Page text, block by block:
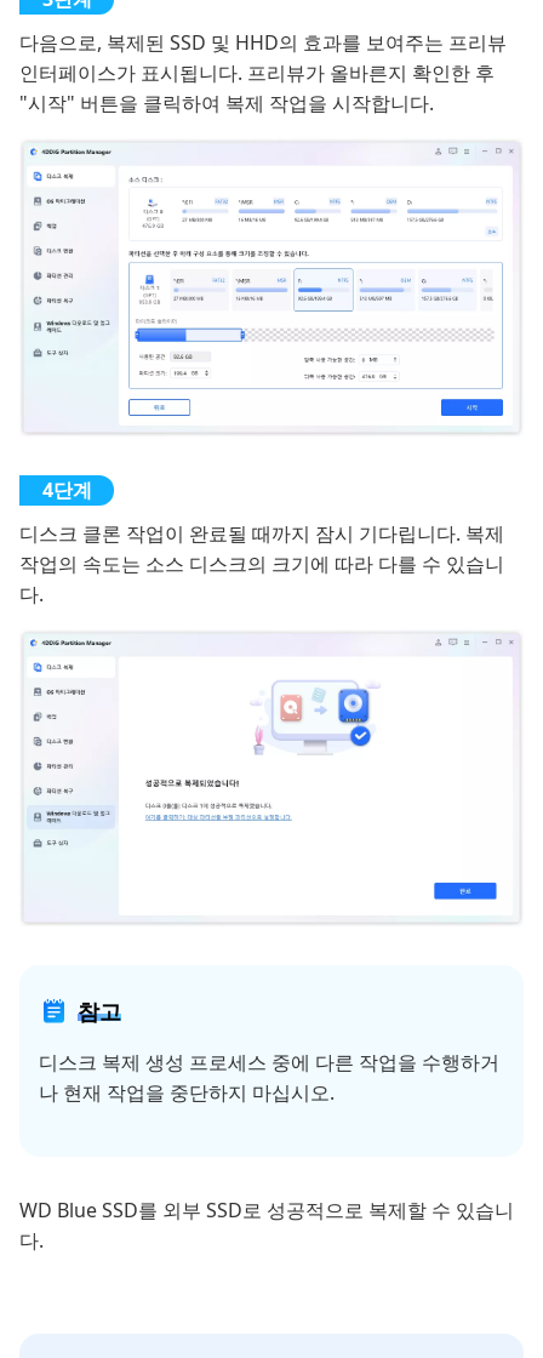
다음으로, 복제된 SSD 및 HHD의 효과를 보여주는 프리뷰
인터페이스가 표시됩니다. 프리뷰가 올바른지 확인한 후
"시작" 버튼을 클릭하여 복제 작업을 시작합니다.
디스크 클론 작업이 완료될 때까지 잠시 기다립니다. 복제
작업의 속도는 소스 디스크의 크기에 따라 다를 수 있습니
다.
참고
디스크 복제 생성 프로세스 중에 다른 작업을 수행하거
나 현재 작업을 중단하지 마십시오.
WD Blue SSD를 외부 SSD로 성공적으로 복제할 수 있습니
다.